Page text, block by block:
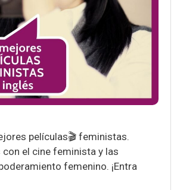
películas🎬 feministas.
el cine feminista y las
femenino. ¡Entra